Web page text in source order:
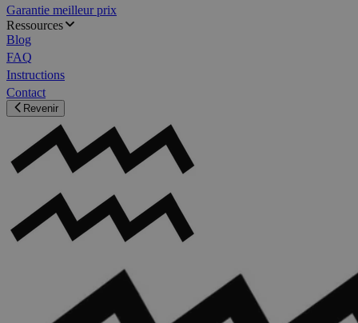
Garantie meilleur prix
Ressources
Blog
FAQ
Instructions
Contact
Revenir